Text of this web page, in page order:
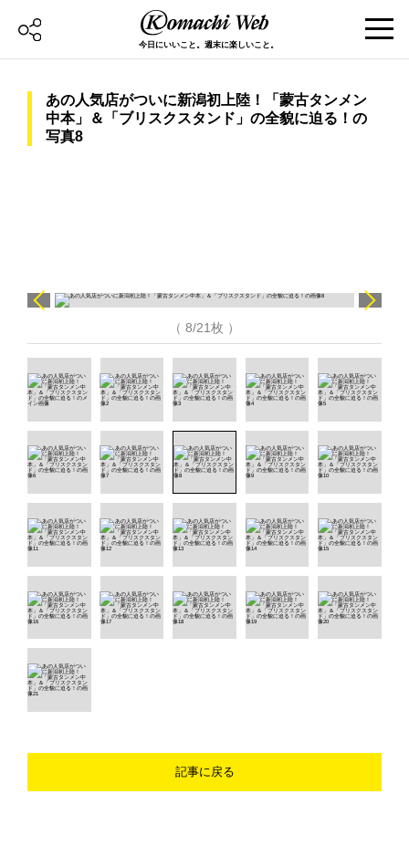
今日にいいこと。週末に楽しいこと。
あの人気店がついに新潟初上陸！「蒙古タンメン
中本」＆「ブリスクスタンド」の全貌に迫る！の
写真8
（ 8/21枚 ）
記事に戻る